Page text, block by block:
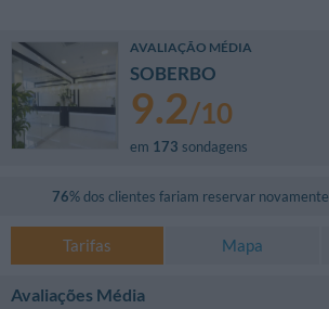
AVALIAÇÃO MÉDIA
SOBERBO
9.2/10
em 173 sondagens
76% dos clientes fariam reservar novamente
Tarifas Mapa
Avaliações Média